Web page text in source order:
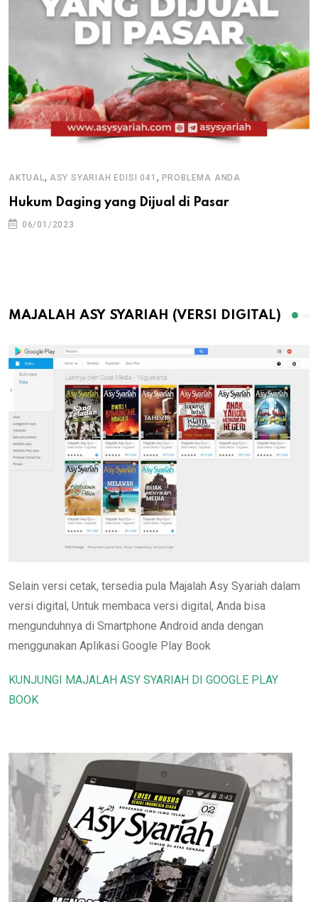
AKTUAL, ASY SYARIAH EDISI 041 , PROBLEMA ANDA
Hukum Daging yang Dijual di Pasar
06/01/2023
MAJALAH ASY SYARIAH (VERSI DIGITAL)
Selain versi cetak, tersedia pula Majalah Asy Syariah dalam
versi digital, Untuk membaca versi digital, Anda bisa
mengunduhnya di Smartphone Android anda dengan
menggunakan Aplikasi Google Play Book
KUNJUNGI MAJALAH ASY SYARIAH DI GOOGLE PLAY
BOOK